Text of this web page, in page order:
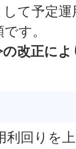
て予定
す。
改正に
利回りを